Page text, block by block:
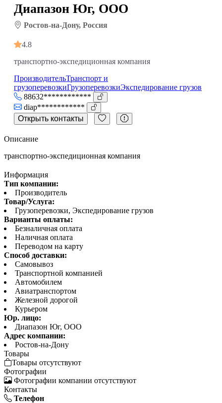
Диапазон Юг, ООО
Ростов-на-Дону, Россия
4.8
транспортно-экспедиционная компания
ПроизводительТранспорт и
грузоперевозкиГрузоперевозкиЭкспедирование грузов
88632************
diap************
Открыть контакты
Описание
транспортно-экспедиционная компания
Информация
Тип компании:
Производитель
Товар/Услуга:
Грузоперевозки, Экспедирование грузов
Варианты оплаты:
Безналичная оплата
Наличная оплата
Переводом на карту
Способ доставки:
Самовывоз
Транспортной компанией
Автомобилем
Авиатранспортом
Железной дорогой
Курьером
Юр. лицо:
Диапазон Юг, ООО
Адрес компании:
Ростов-на-Дону
Товары
Товары отсутствуют
Фотографии
Фотографии компании отсутствуют
Контакты
Телефон